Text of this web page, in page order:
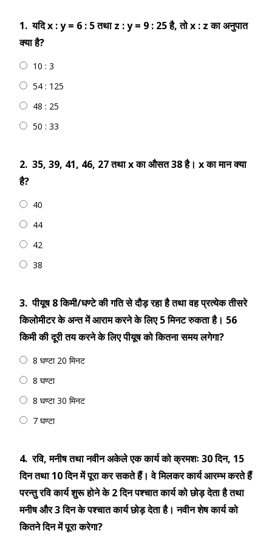
1. यदि x : y = 6 : 5 तथा z : y = 9 : 25 है, तो x : z का अनुपात
क्या है?
10 : 3
54 : 125
48 : 25
50 : 33
2. 35, 39, 41, 46, 27 तथा x का औसत 38 है। x का मान क्या
है?
40
44
42
38
3. पीयूष 8 किमी/घण्टे की गति से दौड़ रहा है तथा वह प्रत्येक तीसरे
किलोमीटर के अन्त में आराम करने के लिए 5 मिनट रुकता है। 56
किमी की दूरी तय करने के लिए पीयूष को कितना समय लगेगा?
8 घण्टा 20 मिनट
8 घण्टा
8 घण्टा 30 मिनट
7 घण्टा
4. रवि, मनीष तथा नवीन अकेले एक कार्य को क्रमशः 30 दिन, 15
दिन तथा 10 दिन में पूरा कर सकते हैं। वे मिलकर कार्य आरम्भ करते हैं
परन्तु रवि कार्य शुरू होने के 2 दिन पश्चात कार्य को छोड़ देता है तथा
मनीष और 3 दिन के पश्चात कार्य छोड़ देता है। नवीन शेष कार्य को
कितने दिन में पूरा करेगा?